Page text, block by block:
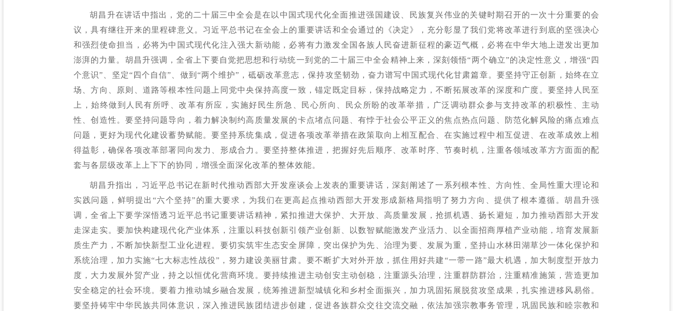
胡昌升在讲话中指出，党的二十届三中全会是在以中国式现代化全面推进强国建设、民族复兴伟业的关键时期召开的一次十分重要的会
议，具有继往开来的里程碑意义。习近平总书记在全会上的重要讲话和全会通过的《决定》，充分彰显了我们党将改革进行到底的坚强决心
和强烈使命担当，必将为中国式现代化注入强大新动能，必将有力激发全国各族人民奋进新征程的豪迈气概，必将在中华大地上迸发出更加
澎湃的力量。胡昌升强调，全省上下要自觉把思想和行动统一到党的二十届三中全会精神上来，深刻领悟“两个确立”的决定性意义，增强“四
个意识”、坚定“四个自信”、做到“两个维护”，砥砺改革意志，保持攻坚韧劲，奋力谱写中国式现代化甘肃篇章。要坚持守正创新，始终在立
场、方向、原则、道路等根本性问题上同党中央保持高度一致，锚定既定目标，保持战略定力，不断拓展改革的深度和广度。要坚持人民至
上，始终做到人民有所呼、改革有所应，实施好民生所急、民心所向、民众所盼的改革举措，广泛调动群众参与支持改革的积极性、主动
性、创造性。要坚持问题导向，着力解决制约高质量发展的卡点堵点问题、有悖于社会公平正义的焦点热点问题、防范化解风险的痛点难点
问题，更好为现代化建设蓄势赋能。要坚持系统集成，促进各项改革举措在政策取向上相互配合、在实施过程中相互促进、在改革成效上相
得益彰，确保各项改革部署同向发力、形成合力。要坚持整体推进，把握好先后顺序、改革时序、节奏时机，注重各领域改革方方面面的配
套与各层级改革上上下下的协同，增强全面深化改革的整体效能。
胡昌升指出，习近平总书记在新时代推动西部大开发座谈会上发表的重要讲话，深刻阐述了一系列根本性、方向性、全局性重大理论和
实践问题，鲜明提出“六个坚持”的重大要求，为我们在更高起点推动西部大开发形成新格局指明了努力方向、提供了根本遵循。胡昌升强
调，全省上下要学深悟透习近平总书记重要讲话精神，紧扣推进大保护、大开放、高质量发展，抢抓机遇、扬长避短，加力推动西部大开发
走深走实。要加快构建现代化产业体系，注重以科技创新引领产业创新、以数智赋能激发产业活力、以全面招商厚植产业动能，培育发展新
质生产力，不断加快新型工业化进程。要切实筑牢生态安全屏障，突出保护为先、治理为要、发展为重，坚持山水林田湖草沙一体化保护和
系统治理，加力实施“七大标志性战役”，努力建设美丽甘肃。要不断扩大对外开放，抓住用好共建“一带一路”最大机遇，加大制度型开放力
度，大力发展外贸产业，持之以恒优化营商环境。要持续推进主动创安主动创稳，注重源头治理，注重群防群治，注重精准施策，营造更加
安全稳定的社会环境。要着力推动城乡融合发展，统筹推进新型城镇化和乡村全面振兴，加力巩固拓展脱贫攻坚成果，扎实推进移风易俗。
要坚持铸牢中华民族共同体意识，深入推进民族团结进步创建，促进各族群众交往交流交融，依法加强宗教事务管理，巩固民族和睦宗教和